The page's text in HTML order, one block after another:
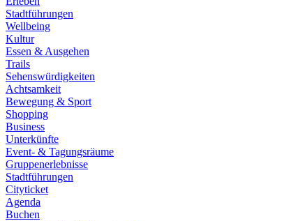
Stadtführungen
Wellbeing
Kultur
Essen & Ausgehen
Trails
Sehenswürdigkeiten
Achtsamkeit
Bewegung & Sport
Shopping
Business
Unterkünfte
Event- & Tagungsräume
Gruppenerlebnisse
Stadtführungen
Cityticket
Agenda
Buchen